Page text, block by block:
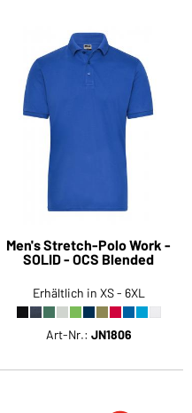
Men's Stretch-Polo Work -
SOLID - OCS Blended
Erhältlich in XS - 6XL
Art-Nr.: JN1806